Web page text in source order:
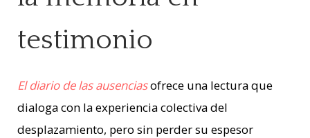
testimonio
El diario de las ausenciasofrece una lectura que
dialoga con la experiencia colectiva del
desplazamiento, pero sin perder su espesor